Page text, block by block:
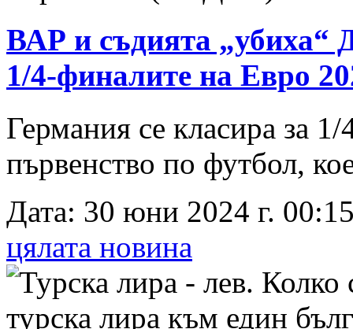
ВАР и съдията „убиха“
1/4-финалите на Евро
Германия се класира за
първенство по футбол,
Дата: 30 юни 2024 г.
цялата новина